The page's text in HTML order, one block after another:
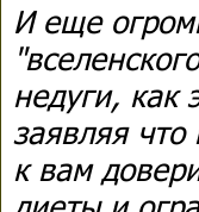
И еще
недуги, как
заявляя
к вам